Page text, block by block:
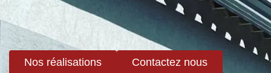
Nos réalisations Contactez nous